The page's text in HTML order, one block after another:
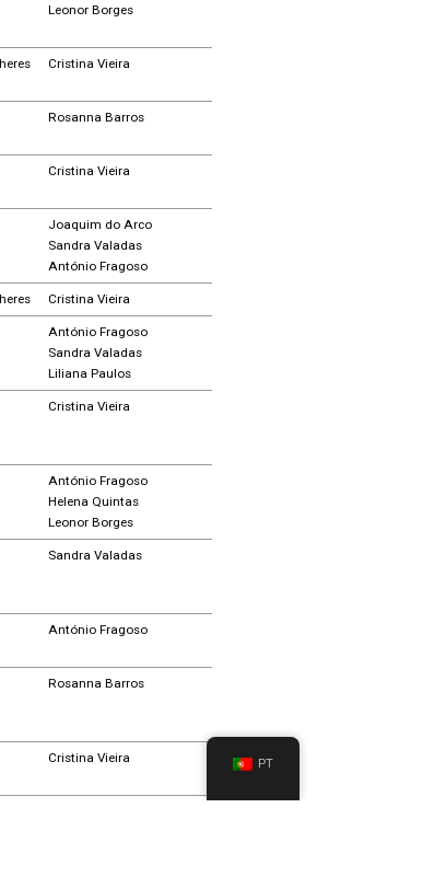
Leonor Borges
Cristina Vieira
Rosanna Barros
Cristina Vieira
Joaquim do Arco
Sandra Valadas
António Fragoso
Cristina Vieira
António Fragoso
Sandra Valadas
Liliana Paulos
Cristina Vieira
António Fragoso
Helena Quintas
Leonor Borges
Sandra Valadas
António Fragoso
Rosanna Barros
Cristina Vieira PT